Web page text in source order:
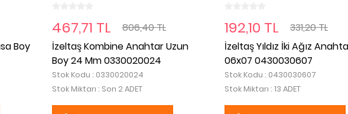
Boy
467,71 TL
806,40 TL
İzeltaş Kombine Anahtar Uzun
Boy 24 Mm 0330020024
Stok Kodu : 0330020024
Stok Miktarı : Son 2 ADET
192,10 TL
331,20 TL
İzeltaş Yıldız İki Ağız
06x07 0430030607
Stok Kodu : 0430030607
Stok Miktarı : 13 ADET